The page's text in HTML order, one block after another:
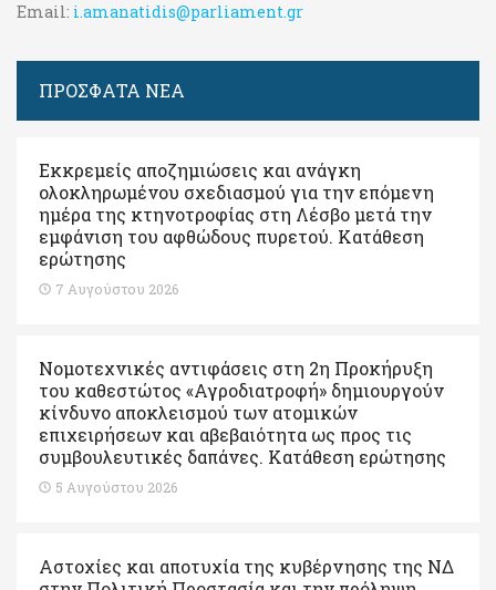
Email: i.amanatidis@parliament.gr
ΠΡΟΣΦΑΤΑ ΝΕΑ
Εκκρεμείς αποζημιώσεις και ανάγκη
ολοκληρωμένου σχεδιασμού για την επόμενη
ημέρα της κτηνοτροφίας στη Λέσβο μετά την
εμφάνιση του αφθώδους πυρετού. Kατάθεση
ερώτησης
7 Αυγούστου 2026
Νομοτεχνικές αντιφάσεις στη 2η Προκήρυξη
του καθεστώτος «Αγροδιατροφή» δημιουργούν
κίνδυνο αποκλεισμού των ατομικών
επιχειρήσεων και αβεβαιότητα ως προς τις
συμβουλευτικές δαπάνες. Κατάθεση ερώτησης
5 Αυγούστου 2026
Αστοχίες και αποτυχία της κυβέρνησης της ΝΔ